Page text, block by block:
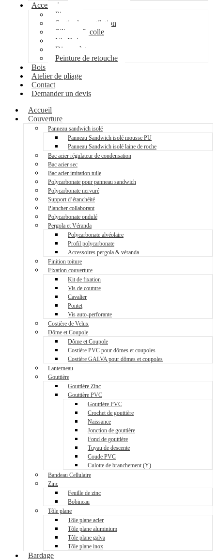
Accessoires
Pipeco
Sortie de ventilation
Silicone & colle
Vis Bois
Disque à tronçonner
Peinture de retouche
Bois
Atelier de pliage
Contact
Demander un devis
Accueil
Couverture
Panneau sandwich isolé
Panneau Sandwich isolé mousse PU
Panneau Sandwich isolé laine de roche
Bac acier régulateur de condensation
Bac acier sec
Bac acier imitation tuile
Polycarbonate pour panneau sandwich
Polycarbonate nervuré
Support d’étanchéité
Plancher collaborant
Polycarbonate ondulé
Pergola et Véranda
Polycarbonate alvéolaire
Profil polycarbonate
Accessoires pergola & véranda
Finition toiture
Fixation couverture
Kit de fixation
Vis de couture
Cavalier
Pontet
Vis auto-perforante
Costière de Velux
Dôme et Coupole
Dôme et Coupole
Costière PVC pour dômes et coupoles
Costière GALVA pour dômes et coupoles
Lanterneau
Gouttière
Gouttière Zinc
Gouttière PVC
Gouttière PVC
Crochet de gouttière
Naissance
Jonction de gouttière
Fond de gouttière
Tuyau de descente
Coude PVC
Culotte de branchement (Y)
Bandeau Cellulaire
Zinc
Feuille de zinc
Bobineau
Tôle plane
Tôle plane acier
Tôle plane aluminium
Tôle plane galva
Tôle plane inox
Bardage